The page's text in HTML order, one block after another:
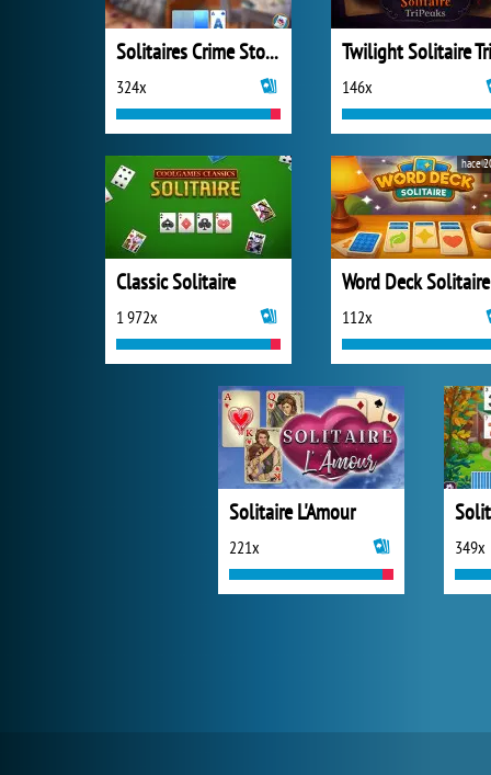
Solitaires Crime Stories
324x 146x
Classic Solitaire
1 972x
Word Deck Solitaire
112x
hace
Solitaire L'Amour
221x 349x